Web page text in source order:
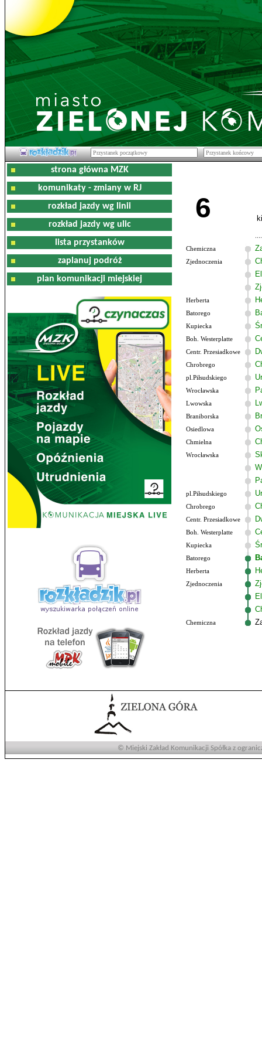
strona główna MZK
komunikaty - zmiany w RJ
rozkład jazdy wg linii
rozkład jazdy wg ulic
lista przystanków
zaplanuj podróż
plan komunikacji miejskiej
6
Chemiczna
Zjednoczenia
Herberta
Batorego
Kupiecka
Boh. Westerplatte
Centr. Przesiadkowe
Chrobrego
pl.Piłsudskiego
Wrocławska
Lwowska
Braniborska
Osiedlowa
Chmielna
Wrocławska
pl.Piłsudskiego
Chrobrego
Centr. Przesiadkowe
Boh. Westerplatte
Kupiecka
Batorego
Herberta
Zjednoczenia
Chemiczna
© Miejski Zakład Komunikacji Spółka z